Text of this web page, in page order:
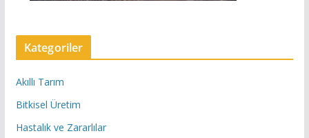
Kategoriler
Akıllı Tarım
Bitkisel Üretim
Hastalık ve Zararlılar